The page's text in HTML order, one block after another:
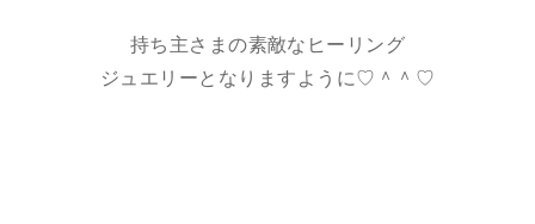
持ち主さまの素敵なヒーリング
ジュエリーとなりますように♡＾＾♡